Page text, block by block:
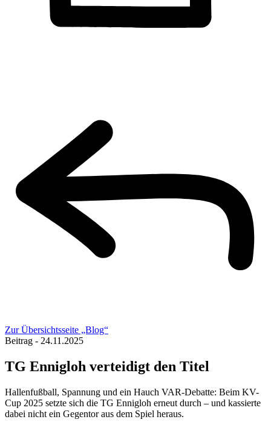
Zur Übersichtsseite „Blog“
Beitrag - 24.11.2025
TG Ennigloh verteidigt den Titel
Hallenfußball, Spannung und ein Hauch VAR-Debatte: Beim KV-
Cup 2025 setzte sich die TG Ennigloh erneut durch – und kassierte
dabei nicht ein Gegentor aus dem Spiel heraus.